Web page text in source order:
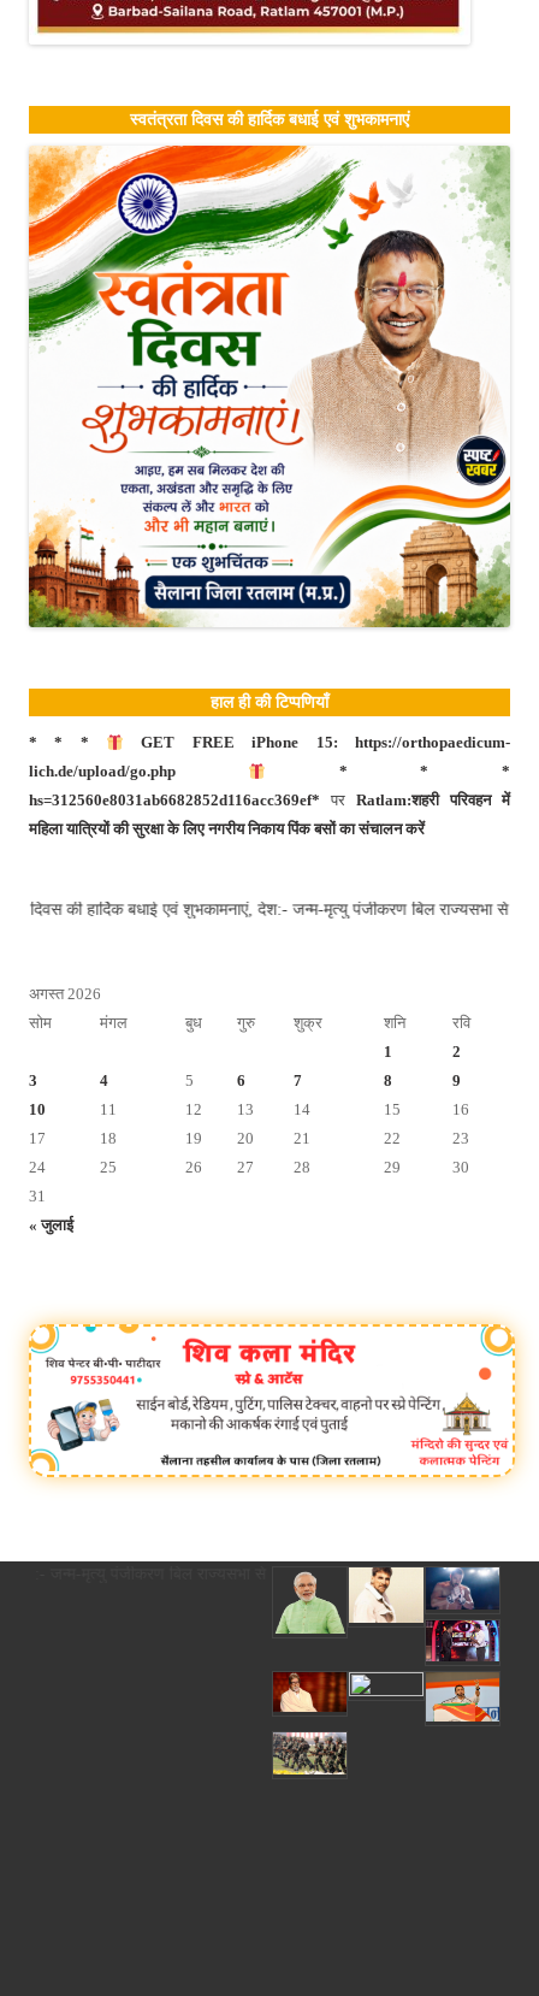
स्वतंत्रता दिवस की हार्दिक बधाई एवं शुभकामनाएं
हाल ही की टिप्पणियाँ
* * *
GET FREE iPhone 15: https://orthopaedicum-
lich.de/upload/go.php
* * *
hs=312560e8031ab6682852d116acc369ef* पर Ratlam:शहरी परिवहन में
महिला यात्रियों की सुरक्षा के लिए नगरीय निकाय पिंक बसों का संचालन करें
बधाई एवं शुभकामनाएं, देश:- जन्म-मृत्यु पंजीकरण बिल राज्यसभा से पास, 2 साल
अगस्त 2026
सोम
मंगल बुध गुरु शुक्र शनि रवि
« जुलाई
1
2
3
4 5 6 7 8
9
10
11 12 13 14 15
16
17
18 19 20 21 22
23
24
25 26 27 28 29
30
31
पंजीकरण बिल राज्यसभा से पास, 2 साल की देरी पर अब कोर्ट के आदेश से ही होगा